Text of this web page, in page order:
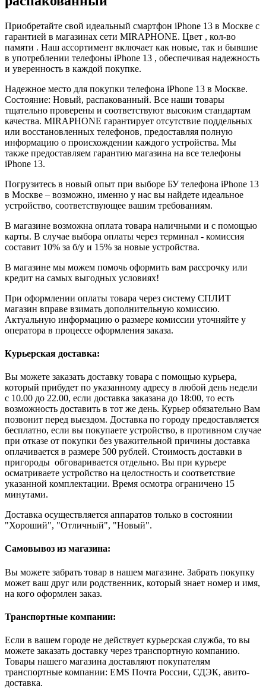
Приобретайте свой идеальный смартфон iPhone 13 в Москве с
гарантией в магазинах сети MIRAPHONE. Цвет , кол-во
памяти . Наш ассортимент включает как новые, так и бывшие
в употреблении телефоны iPhone 13 , обеспечивая надежность
и уверенность в каждой покупке.
Надежное место для покупки телефона iPhone 13 в Москве.
Состояние: Новый, распакованный. Все наши товары
тщательно проверены и соответствуют высоким стандартам
качества. MIRAPHONE гарантирует отсутствие поддельных
или восстановленных телефонов, предоставляя полную
информацию о происхождении каждого устройства. Мы
также предоставляем гарантию магазина на все телефоны
iPhone 13.
Погрузитесь в новый опыт при выборе БУ телефона iPhone 13
в Москве – возможно, именно у нас вы найдете идеальное
устройство, соответствующее вашим требованиям.
В магазине возможна оплата товара наличными и с помощью
карты. В случае выбора оплаты через терминал - комиссия
составит 10% за б/у и 15% за новые устройства.
В магазине мы можем помочь оформить вам рассрочку или
кредит на самых выгодных условиях!
При оформлении оплаты товара через систему СПЛИТ
магазин вправе взимать дополнительную комиссию.
Актуальную информацию о размере комиссии уточняйте у
оператора в процессе оформления заказа.
Курьерская доставка:
Вы можете заказать доставку товара с помощью курьера,
который прибудет по указанному адресу в любой день недели
с 10.00 до 22.00, если доставка заказана до 18:00, то есть
возможность доставить в тот же день. Курьер обязательно Вам
позвонит перед выездом. Доставка по городу предоставляется
бесплатно, если вы покупаете устройство, в противном случае
при отказе от покупки без уважительной причины доставка
оплачивается в размере 500 рублей. Стоимость доставки в
пригороды обговаривается отдельно. Вы при курьере
осматриваете устройство на целостность и соответствие
указанной комплектации. Время осмотра ограничено 15
минутами.
Доставка осуществляется аппаратов только в состоянии
"Хороший", "Отличный", "Новый".
Самовывоз из магазина:
Вы можете забрать товар в нашем магазине. Забрать покупку
может ваш друг или родственник, который знает номер и имя,
на кого оформлен заказ.
Транспортные компании:
Если в вашем городе не действует курьерская служба, то вы
можете заказать доставку через транспортную компанию.
Товары нашего магазина доставляют покупателям
транспортные компании: EMS Почта России, СДЭК, авито-
доставка.